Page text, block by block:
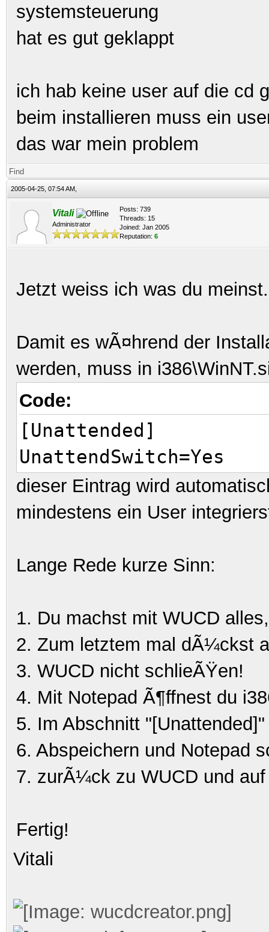
systemsteuerung
hat es gut geklappt
ich hab keine user auf die cd
beim installieren muss ein
das war mein problem
Find
2005-04-25, 07:54 AM,
Vitali
Administrator
Posts: 739
Threads: 15
Joined: Jan 2005
Reputation: 6
Jetzt weiss ich was du meinst.
Damit es wÃ¤hrend der
werden, muss in
Code:
[Unattended]
UnattendSwitch=Yes
dieser Eintrag wird
mindestens ein User
Lange Rede kurze Sinn:
1. Du machst mit WUCD
2. Zum letztem mal dÃ¼ckst
3. WUCD nicht schlieÃŸen!
4. Mit Notepad Ã¶ffnest du
5. Im Abschnitt
6. Abspeichern und Notepad
7. zurÃ¼ck zu WUCD und
Fertig!
Vitali